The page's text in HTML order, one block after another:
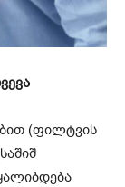
(ფილტვის